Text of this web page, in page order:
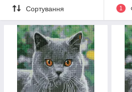
Сортування 1